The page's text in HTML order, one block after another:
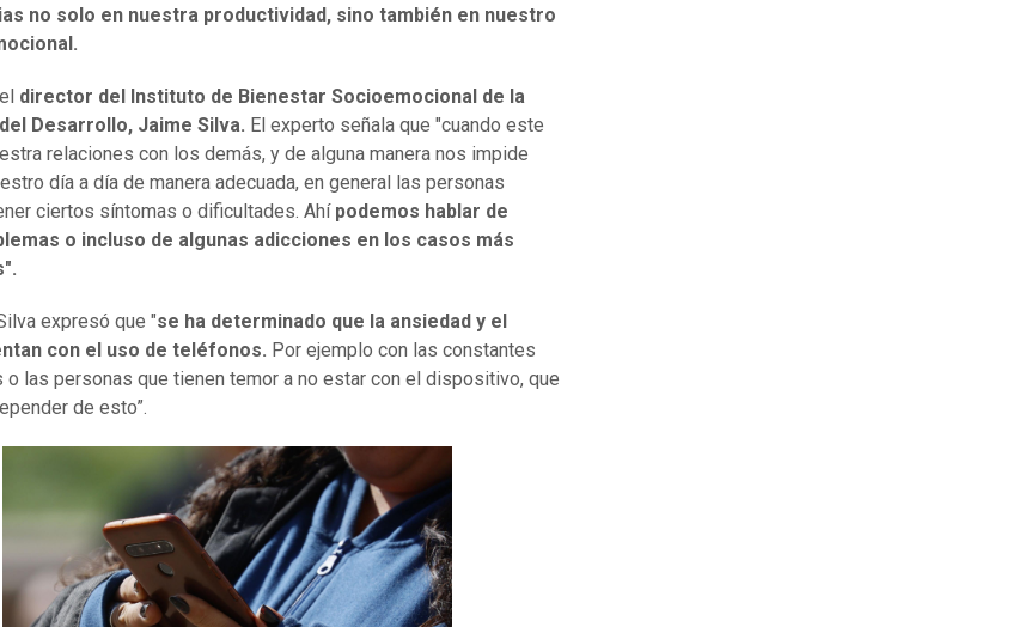
no solo en nuestra productividad, sino también en nuestro
director del Instituto de Bienestar Socioemocional de la
Desarrollo, Jaime Silva. El experto señala que "cuando este
relaciones con los demás, y de alguna manera nos impide
día a día de manera adecuada, en general las personas
ciertos síntomas o dificultades. Ahí podemos hablar de
o incluso de algunas adicciones en los casos más
expresó que "se ha determinado que la ansiedad y el
con el uso de teléfonos. Por ejemplo con las constantes
o las personas que tienen temor a no estar con el dispositivo, que
de esto”.